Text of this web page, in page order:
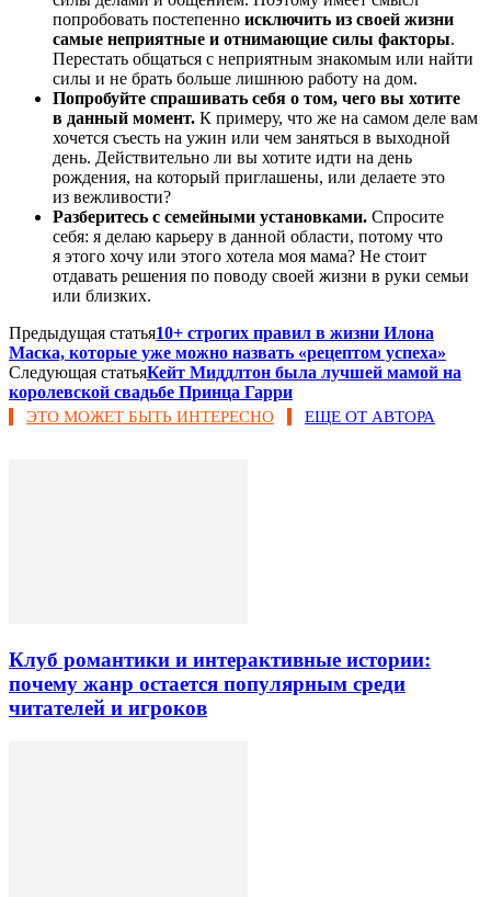
попробовать постепенно исключить из своей жизни
самые неприятные и отнимающие силы факторы.
Перестать общаться с неприятным знакомым или найти
силы и не брать больше лишнюю работу на дом.
Попробуйте спрашивать себя о том, чего вы хотите
в данный момент. К примеру, что же на самом деле вам
хочется съесть на ужин или чем заняться в выходной
день. Действительно ли вы хотите идти на день
рождения, на который приглашены, или делаете это
из вежливости?
Разберитесь с семейными установками. Спросите
себя: я делаю карьеру в данной области, потому что
я этого хочу или этого хотела моя мама? Не стоит
отдавать решения по поводу своей жизни в руки семьи
или близких.
Предыдущая статья10+ строгих правил в жизни Илона
Маска, которые уже можно назвать «рецептом успеха»
Следующая статьяКейт Миддлтон была лучшей мамой на
королевской свадьбе Принца Гарри
ЭТО МОЖЕТ БЫТЬ ИНТЕРЕСНО ЕЩЕ ОТ АВТОРА
Клуб романтики и интерактивные истории:
почему жанр остается популярным среди
читателей и игроков